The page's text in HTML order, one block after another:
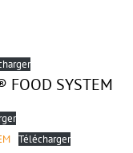
FOOD SYSTEM
Télécharger